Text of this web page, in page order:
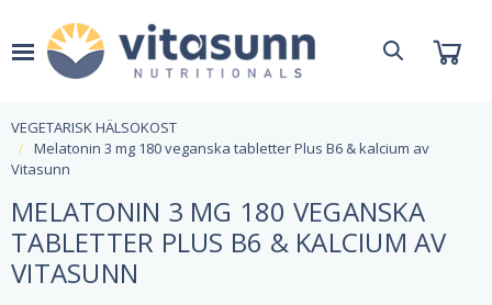
VEGETARISK HÄLSOKOST
Melatonin 3 mg 180 veganska tabletter Plus B6 & kalcium av
Vitasunn
MELATONIN 3 MG 180 VEGANSKA
TABLETTER PLUS B6 & KALCIUM AV
VITASUNN